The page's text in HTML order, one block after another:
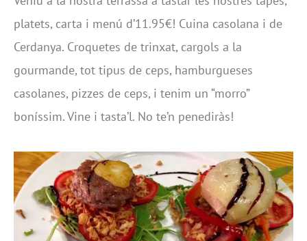
platets, carta i menú d’11.95€! Cuina casolana i de
Cerdanya. Croquetes de trinxat, cargols a la
gourmande, tot tipus de ceps, hamburgueses
casolanes, pizzes de ceps, i tenim un “morro”
boníssim. Vine i tasta’l. No te’n penediràs!